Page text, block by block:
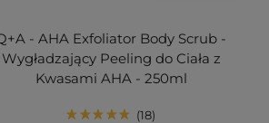
- AHA Exfoliator Body Scrub -
Wygładzający Peeling do Ciała z
Kwasami AHA - 250ml
18